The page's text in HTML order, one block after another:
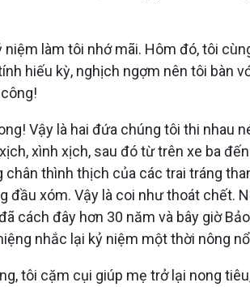
làm tôi nhớ mãi. Hôm đó, tôi
hiếu kỳ, nghịch ngợm nên tôi
Vậy là hai đứa chúng tôi thi
xình xịch, sau đó từ trên xe ba
thình thịch của các trai tráng
xóm. Vậy là coi như thoát chết.
cách đây hơn 30 năm và bây giờ
nhắc lại kỷ niệm một thời nông
tôi cặm cụi giúp mẹ trở lại nong